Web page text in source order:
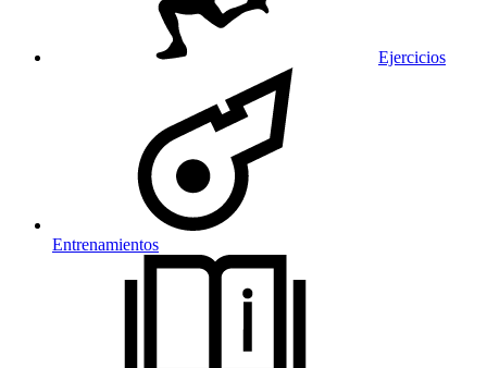
Ejercicios
Entrenamientos